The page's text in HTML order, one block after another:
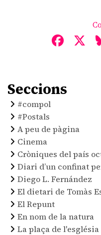
Seccions
#compol
#Postals
A peu de pàgina
Cinema
Cròniques del país
Diari d’un confinat
Diego L. Fernández
El dietari de Tomàs
El Repunt
En nom de la natura
La plaça de l'església